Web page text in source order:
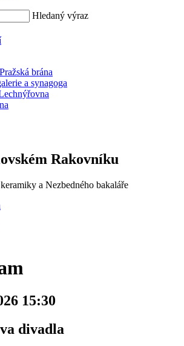
Hledaný výraz
brána
a synagoga
Rakovníku
a Nezbedného bakaláře
15:30
divadla